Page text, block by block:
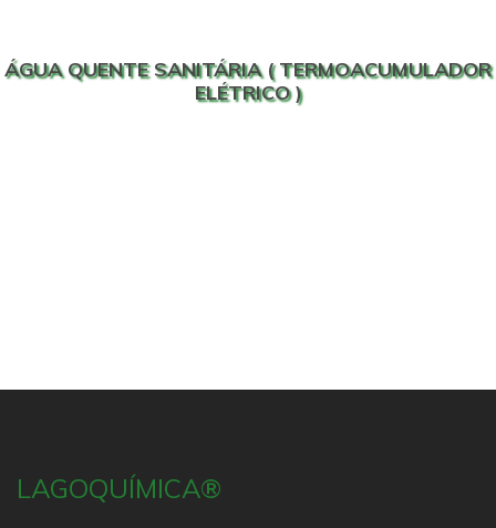
ÁGUA QUENTE SANITÁRIA ( TERMOACUMULADOR
ELÉTRICO )
LAGOQUÍMICA®